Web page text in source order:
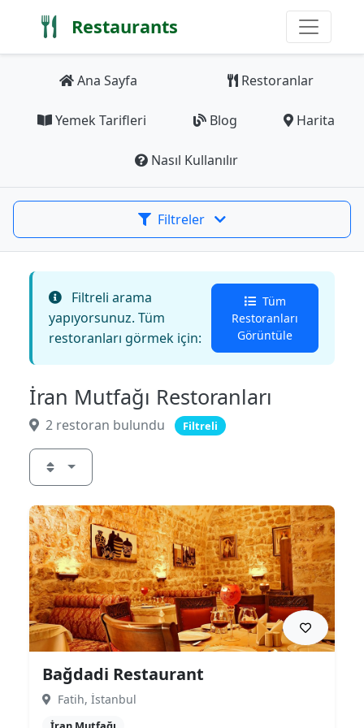
Restaurants
Ana Sayfa Restoranlar
Yemek Tarifleri Blog Harita
Nasıl Kullanılır
Filtreler
Filtreli arama
yapıyorsunuz. Tüm
restoranları görmek için:
Tüm
Restoranları
Görüntüle
İran Mutfağı Restoranları
2 restoran bulundu Filtreli
Bağdadi Restaurant
Fatih, İstanbul